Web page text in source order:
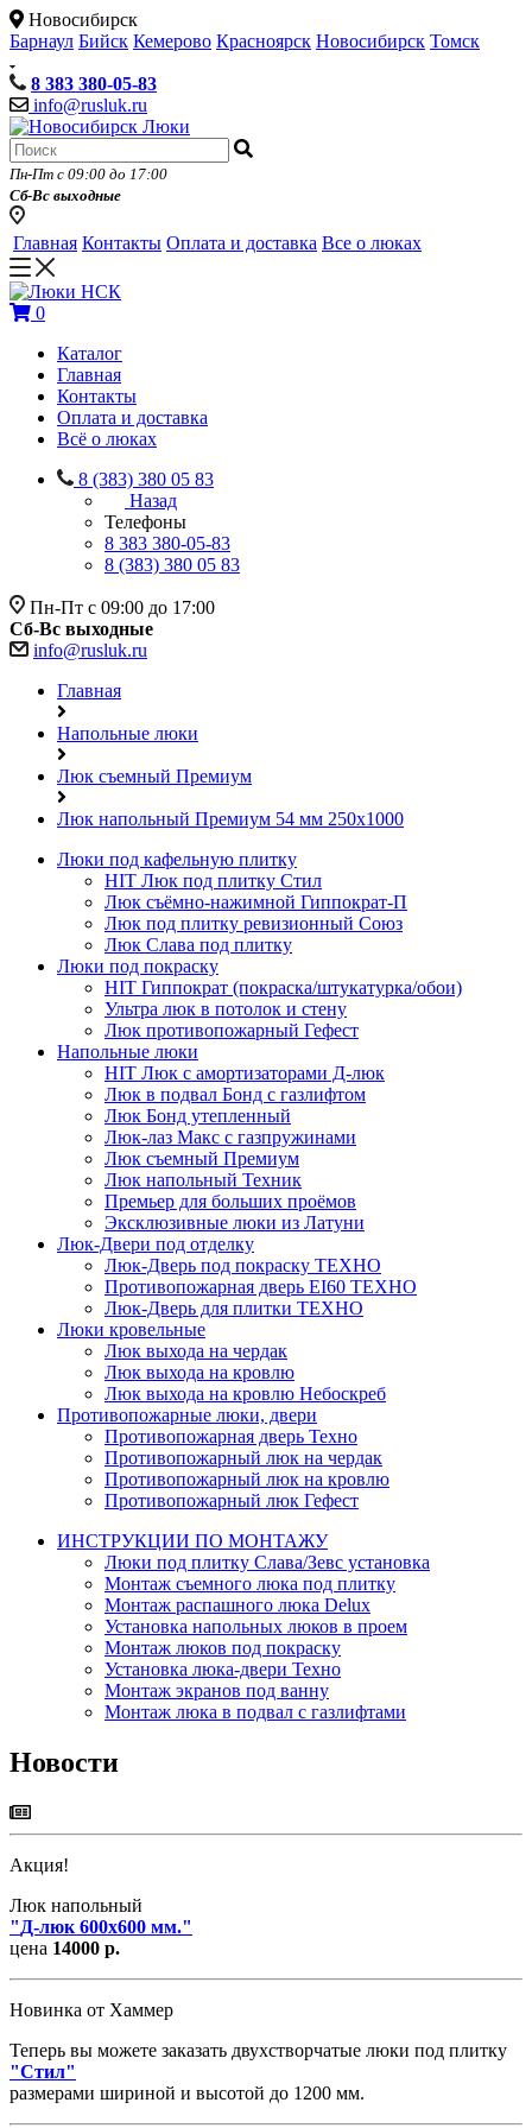
Новосибирск
Барнаул Бийск Кемерово Красноярск Новосибирск Томск
8 383 380-05-83
info@rusluk.ru
Пн-Пт с 09:00 до 17:00
Сб-Вс выходные
Главная Контакты Оплата и доставка Все о люках
0
Каталог
Главная
Контакты
Оплата и доставка
Всё о люках
8 (383) 380 05 83
Назад
Телефоны
8 383 380-05-83
8 (383) 380 05 83
Пн-Пт с 09:00 до 17:00
Сб-Вс выходные
info@rusluk.ru
Главная
Напольные люки
Люк съемный Премиум
Люк напольный Премиум 54 мм 250х1000
Люки под кафельную плитку
HIT Люк под плитку Стил
Люк съёмно-нажимной Гиппократ-П
Люк под плитку ревизионный Союз
Люк Слава под плитку
Люки под покраску
HIT Гиппократ (покраска/штукатурка/обои)
Ультра люк в потолок и стену
Люк противопожарный Гефест
Напольные люки
HIT Люк с амортизаторами Д-люк
Люк в подвал Бонд c газлифтом
Люк Бонд утепленный
Люк-лаз Макс с газпружинами
Люк съемный Премиум
Люк напольный Техник
Премьер для больших проёмов
Эксклюзивные люки из Латуни
Люк-Двери под отделку
Люк-Дверь под покраску ТЕХНО
Противопожарная дверь EI60 ТЕХНО
Люк-Дверь для плитки ТЕХНО
Люки кровельные
Люк выхода на чердак
Люк выхода на кровлю
Люк выхода на кровлю Небоскреб
Противопожарные люки, двери
Противопожарная дверь Техно
Противопожарный люк на чердак
Противопожарный люк на кровлю
Противопожарный люк Гефест
ИНСТРУКЦИИ ПО МОНТАЖУ
Люки под плитку Слава/Зевс установка
Монтаж съемного люка под плитку
Монтаж распашного люка Delux
Установка напольных люков в проем
Монтаж люков под покраску
Установка люка-двери Техно
Монтаж экранов под ванну
Монтаж люка в подвал с газлифтами
Новости
Акция!
Люк напольный
" Д-люк 600х600 мм."
цена 14000 р.
Новинка от Хаммер
Теперь вы можете заказать двухстворчатые люки под плитку
"Стил"
размерами шириной и высотой до 1200 мм.